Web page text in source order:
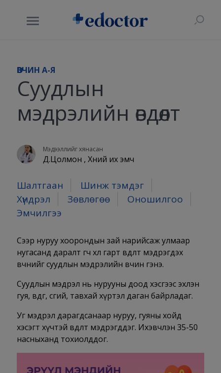
ӨВЧИН A-Я
Суудлын
мэдрэлийн өвдөлт
Мэдээллийг хянасан
Д.Цолмон , Хүний их эмч
Шалтгаан
Шинж тэмдэг
Хүндрэл
Зөвлөгөө
Оношилгоо
Эмчилгээ
Сээр нуруу хоорондын зай нарийсаж улмаар
нугасанд даралт өгч хөл гарт өвдөлт мэдрэгдэх
өвчнийг суудлын мэдрэлийн өвчин гэнэ.
Суудлын мэдрэл нь нурууны доод хэсгээс эхлэн
гуя, өвдөг, өсгий, тавхай хүртэл даган байрладаг.
Уг мэдрэл дарагдсанаар нуруу, гуяны хойд
хэсэгт хүчтэй өвдөлт мэдрэгддэг. Ихэвчлэн 35-50
насныханд тохиолддог.